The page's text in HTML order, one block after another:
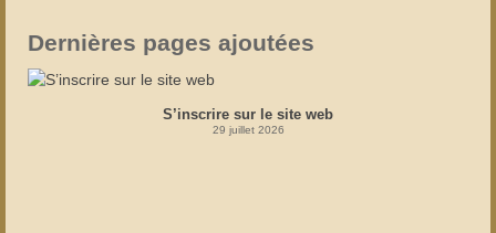
Dernières pages ajoutées
S’inscrire sur le site web
29 juillet 2026